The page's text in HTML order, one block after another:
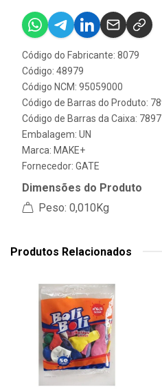
Código do Fabricante: 8079
Código: 48979
Código NCM: 95059000
Código de Barras do Produto:
Código de Barras da Caixa:
Embalagem: UN
Marca: MAKE+
Fornecedor: GATE
Dimensões do Produto
Peso: 0,010Kg
Produtos Relacionados